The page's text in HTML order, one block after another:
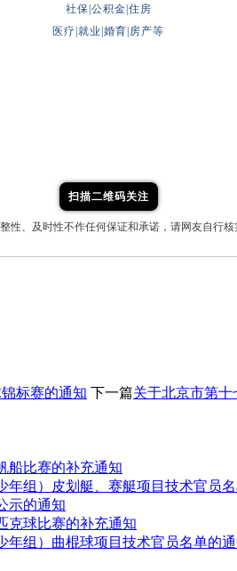
社保|公积金|住房
医疗|就业|婚育|房产等
扫描二维码关注
、及时性不作任何保证和承诺，请网友自行核
标赛的通知 下一篇关于北京市第
船比赛的补充通知
组）皮划艇、赛艇项目技术官员
示的通知
克球比赛的补充通知
年组）曲棍球项目技术官员名单的